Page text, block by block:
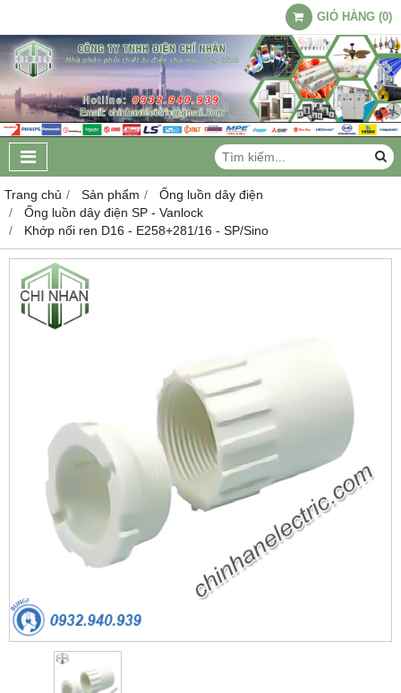
GIỎ HÀNG (0)
Trang chủ Sản phẩm
Ống luồn dây điện
Ống luồn dây điện SP - Vanlock
Khớp nối ren D16 - E258+281/16 - SP/Sino